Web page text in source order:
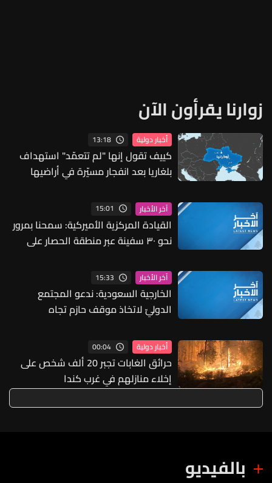
زوارنا يقرأون الآن
أخبار دولية 13:18
كييف تقول إنها "لم تتعمّد" استهداف
بلغاريا بعد انفجار مسيّرة في أراضيها
آخر الأخبار 15:01
القيادة المركزية الأميركية: سمحنا بمرور
نحو ٣٠ سفينة عبر منطقة الحصار على
آخر الأخبار 15:33
الخارجية السعودية: ندعو المجتمع
الدوليّ لاتخاذ موقف حازم تجاه
وسلامة الملاحة
أخبار دولية 00:04
حرائق الغابات تجبر 20 ألف شخص على
إخلاء منازلهم في غرب كندا
بالفيديو